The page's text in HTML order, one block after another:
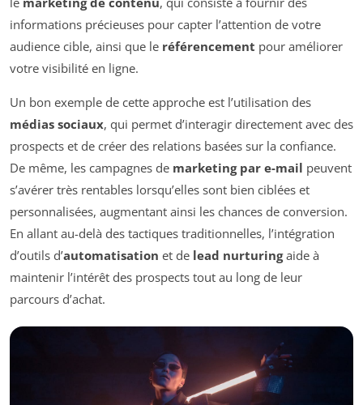
informations précieuses pour capter l’attention de votre
audience cible, ainsi que le référencement pour améliorer
votre visibilité en ligne.
Un bon exemple de cette approche est l’utilisation des
médias sociaux, qui permet d’interagir directement avec des
prospects et de créer des relations basées sur la confiance.
De même, les campagnes de marketing par e-mail peuvent
s’avérer très rentables lorsqu’elles sont bien ciblées et
personnalisées, augmentant ainsi les chances de conversion.
En allant au-delà des tactiques traditionnelles, l’intégration
d’outils d’automatisation et de lead nurturingaide à
maintenir l’intérêt des prospects tout au long de leur
parcours d’achat.